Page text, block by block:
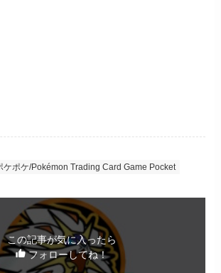
ケポケ/Pokémon Trading Card Game Pocket
この記事が気に入ったら
フォローしてね！